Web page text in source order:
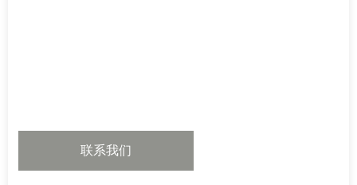
联系我们